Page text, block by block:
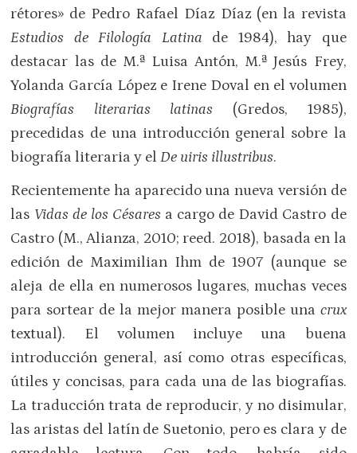
rétores» de Pedro Rafael Díaz Díaz (en la revista
Estudios de Filología Latina de 1984), hay que
destacar las de M.ª Luisa Antón, M.ª Jesús Frey,
Yolanda García López e Irene Doval en el volumen
Biografías literarias latinas (Gredos, 1985),
precedidas de una introducción general sobre la
biografía literaria y elDe uiris illustribus.
Recientemente ha aparecido una nueva versión de
las Vidas de los Césares a cargo de David Castro de
Castro (M., Alianza, 2010; reed. 2018), basada en la
edición de Maximilian Ihm de 1907 (aunque se
aleja de ella en numerosos lugares, muchas veces
para sortear de la mejor manera posible una crux
textual). El volumen incluye una buena
introducción general, así como otras específicas,
útiles y concisas, para cada una de las biografías.
La traducción trata de reproducir, y no disimular,
las aristas del latín de Suetonio, pero es clara y de